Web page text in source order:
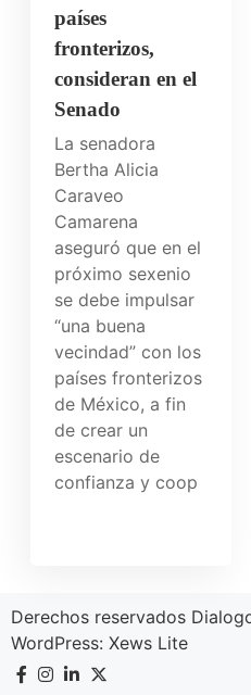
países
fronterizos,
consideran en el
Senado
La senadora
Bertha Alicia
Caraveo
Camarena
aseguró que en el
próximo sexenio
se debe impulsar
“una buena
vecindad” con los
países fronterizos
de México, a fin
de crear un
escenario de
confianza y coop
Derechos reservados
WordPress: Xews Lite